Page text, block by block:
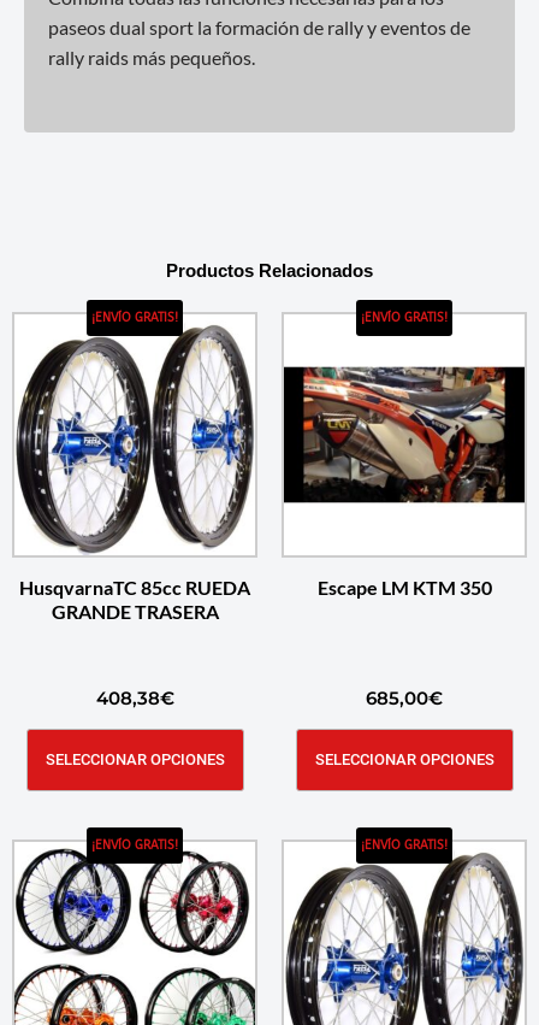
paseos dual sport la formación de rally y eventos de
rally raids más pequeños.
Productos Relacionados
¡ENVÍO GRATIS!
HusqvarnaTC 85cc RUEDA
GRANDE TRASERA
408,38€
SELECCIONAR OPCIONES
¡ENVÍO GRATIS!
Escape LM KTM 350
685,00€
SELECCIONAR OPCIONES
¡ENVÍO GRATIS! ¡ENVÍO GRATIS!